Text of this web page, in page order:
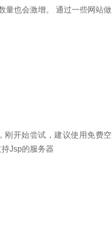
量也会激增。 通过一些网站做
刚开始尝试，建议使用免费空
Jsp的服务器